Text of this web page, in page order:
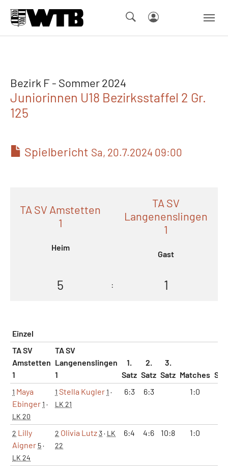
Bezirk F - Sommer 2024
Juniorinnen U18 Bezirksstaffel 2 Gr.
125
Spielbericht Sa, 20.7.2024 09:00
TA SV Amstetten
1
Heim
TA SV
Langenenslingen
1
Gast
5 : 1
Einzel
TA SV
Amstetten
1
TA SV
Langenenslingen
1
1.
Satz
2.
Satz
3.
Satz Matches
1 Maya
Ebinger1 ·
LK 20
1 Stella Kugler1 ·
LK 21
6:3 6:3 1:0
2 Lilly
Aigner 5·
LK 24
2 Olivia Lutz3· LK
22
6:4 4:6 10:8 1:0